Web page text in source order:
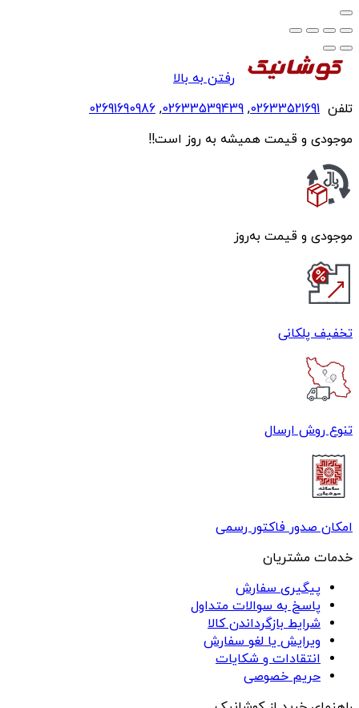
رفتن به بالا
تلفن 02633521691
,
02633539439
,
02691690986
موجودی و قیمت همیشه به روز است!!
موجودی و قیمت به‌روز
تخفیف پلکانی
تنوع روش ارسال
امکان صدور فاکتور رسمی
خدمات مشتریان
پیگیری سفارش
پاسخ به سوالات متداول
شرایط بازگرداندن کالا
ویرایش یا لغو سفارش
انتقادات و شکایات
حریم خصوصی